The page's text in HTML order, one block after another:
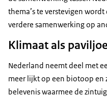
thema’s te verstevigen
verdere samenwerking op
Klimaat als
Nederland neemt deel met
meer lijkt op een biotoop en
belevenis waarmee de